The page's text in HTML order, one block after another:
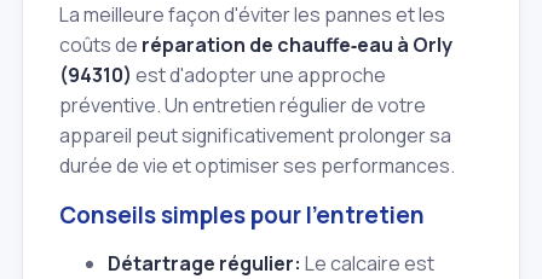
La meilleure façon d'éviter les pannes et les
coûts de réparation de chauffe‑eau à Orly
(94310) est d'adopter une approche
préventive. Un entretien régulier de votre
appareil peut significativement prolonger sa
durée de vie et optimiser ses performances.
Conseils simples pour l'entretien
Détartrage régulier: Le calcaire est